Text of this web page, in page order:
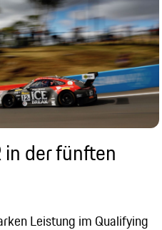
der fünften
Leistung im Qualifying